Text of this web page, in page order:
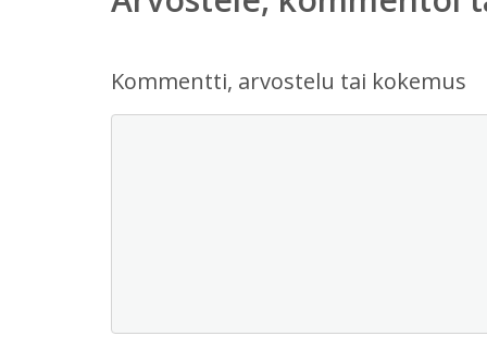
Kommentti, arvostelu tai kokemus